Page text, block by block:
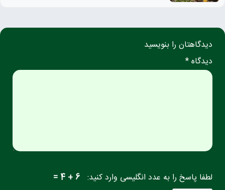
دیدگاهتان را بنویسید
دیدگاه *
لطفا پاسخ را به عدد انگلیسی وارد کنید: 6 + 4 =